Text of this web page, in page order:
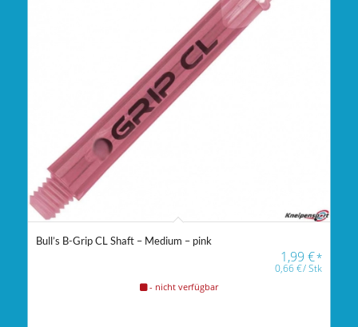
Bull’s B-Grip CL Shaft – Medium – pink
1,99€*
0,66€/Stk
- nicht verfügbar